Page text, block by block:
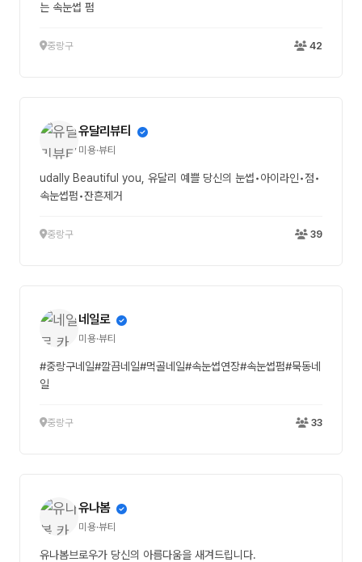
는 속눈썹 펌
중랑구 42
유달리뷰티
미용·뷰티
udally Beautiful you, 유달리 예쁠 당신의 눈썹•아이라인•점•
속눈썹펌•잔흔제거
중랑구 39
네일로
미용·뷰티
#중랑구네일#깔끔네일#먹골네일#속눈썹연장#속눈썹펌#묵동네
일
중랑구 33
유나봄
미용·뷰티
유나봄브로우가 당신의 아름다움을 새겨드립니다.